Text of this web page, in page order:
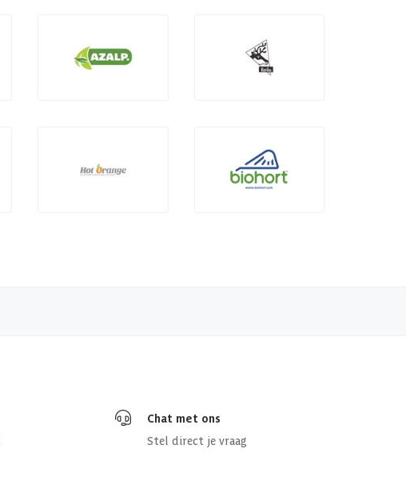
Chat met ons
Stel direct je vraag